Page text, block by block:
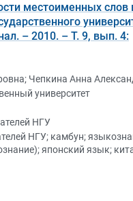
местоименных слов
– 2010. – Т. 9, вып. 4:
Чепкина Анна
университет
НГУ
НГУ; камбун;
японский язык;